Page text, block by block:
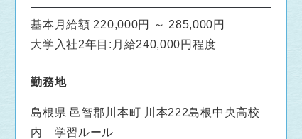
基本月給額 220,000円 ～ 285,000円
大学入社2年目:月給240,000円程度
勤務地
島根県 邑智郡川本町 川本222島根中央高校
内 学習ルール